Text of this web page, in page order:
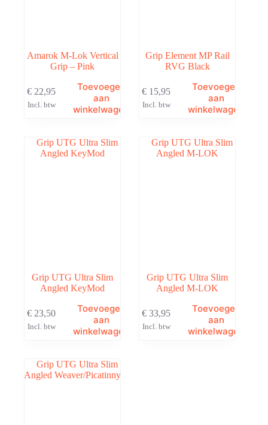
Amarok M-Lok Vertical
Grip – Pink
€ 22,95
Incl. btw
Toevoegen
aan
winkelwagen
Grip Element MP Rail
RVG Black
€ 15,95
Incl. btw
Toevoegen
aan
winkelwagen
Grip UTG Ultra Slim
Angled KeyMod
€ 23,50
Incl. btw
Toevoegen
aan
winkelwagen
Grip UTG Ultra Slim
Angled M-LOK
€ 33,95
Incl. btw
Toevoegen
aan
winkelwagen